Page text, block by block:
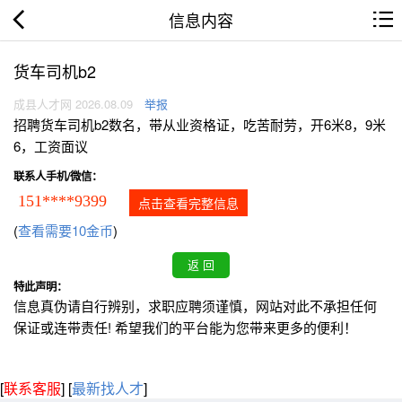
信息内容
货车司机b2
成县人才网 2026.08.09 举报
招聘货车司机b2数名，带从业资格证，吃苦耐劳，开6米8，9米
6，工资面议
联系人手机/微信：
151****9399 点击查看完整信息
(查看需要10金币)
特此声明：
信息真伪请自行辨别，求职应聘须谨慎，网站对此不承担任何
保证或连带责任! 希望我们的平台能为您带来更多的便利！
[联系客服] [最新找人才]